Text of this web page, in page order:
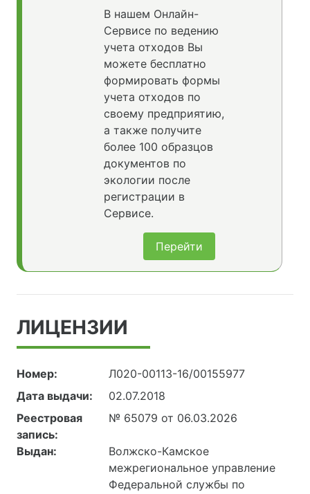
В нашем Онлайн-
Сервисе по ведению
учета отходов Вы
можете бесплатно
формировать формы
учета отходов по
своему предприятию,
а также получите
более 100 образцов
документов по
экологии после
регистрации в
Сервисе.
Перейти
ЛИЦЕНЗИИ
Номер:
Л020-00113-16/00155977
Дата выдачи:
02.07.2018
Реестровая
запись:
№ 65079 от 06.03.2026
Выдан:
Волжско-Камское
межрегиональное управление
Федеральной службы по